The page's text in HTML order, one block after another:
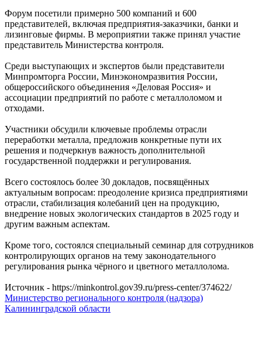
Форум посетили примерно 500 компаний и 600
представителей, включая предприятия-заказчики, банки и
лизинговые фирмы. В мероприятии также принял участие
представитель Министерства контроля.
Среди выступающих и экспертов были представители
Минпромторга России, Минэкономразвития России,
общероссийского объединения «Деловая Россия» и
ассоциации предприятий по работе с металлоломом и
отходами.
Участники обсудили ключевые проблемы отрасли
переработки металла, предложив конкретные пути их
решения и подчеркнув важность дополнительной
государственной поддержки и регулирования.
Всего состоялось более 30 докладов, посвящённых
актуальным вопросам: преодоление кризиса предприятиями
отрасли, стабилизация колебаний цен на продукцию,
внедрение новых экологических стандартов в 2025 году и
другим важным аспектам.
Кроме того, состоялся специальный семинар для сотрудников
контролирующих органов на тему законодательного
регулирования рынка чёрного и цветного металлолома.
Источник - https://minkontrol.gov39.ru/press-center/374622/
Министерство регионального контроля (надзора)
Калининградской области